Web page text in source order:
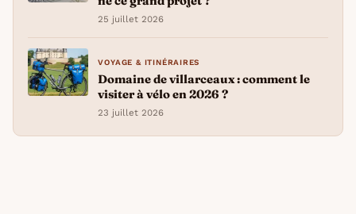
25 juillet 2026
VOYAGE & ITINÉRAIRES
Domaine de villarceaux : comment le
visiter à vélo en 2026 ?
23 juillet 2026